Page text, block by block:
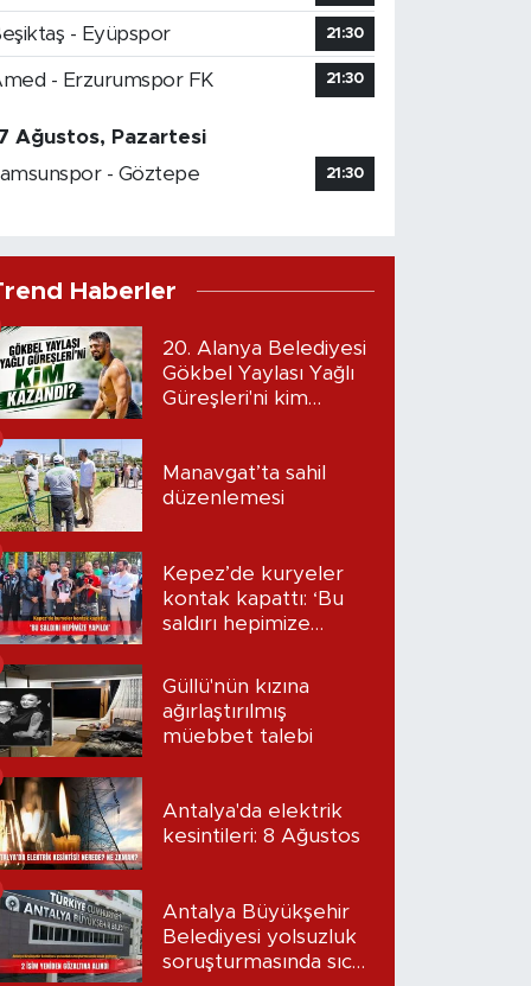
- Eyüpspor 21:30
- Erzurumspor FK 21:30
Ağustos, Pazartesi
- Göztepe
21:30
Haberler
20. Alanya Belediyesi
Gökbel Yaylası Yağlı
Güreşleri'ni kim
Manavgat’ta sahil
düzenlemesi
Kepez’de kuryeler
kontak kapattı: ‘Bu
saldırı hepimize
Güllü'nün kızına
ağırlaştırılmış
müebbet talebi
Antalya'da elektrik
kesintileri: 8 Ağustos
Antalya Büyükşehir
Belediyesi yolsuzluk
soruşturmasında sıcak